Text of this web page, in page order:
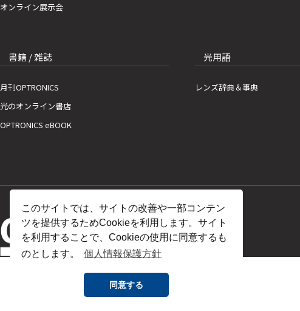
このサイトでは、サイトの改善や一部コンテン
ツを提供するためCookieを利用します。サイト
を利用することで、Cookieの使用に同意するも
のとします。
個人情報保護方針
同意する
オンライン展示会
書籍 / 雑誌
月刊OPTRONICS
光のオンライン書店
OPTRONICS eBOOK
光用語
レンズ辞典＆事典